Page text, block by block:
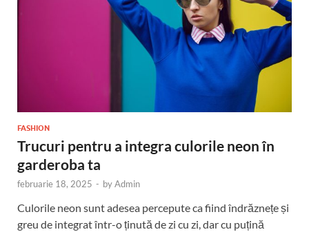
FASHION
Trucuri pentru a integra culorile neon în
garderoba ta
februarie 18, 2025 - byAdmin
Culorile neon sunt adesea percepute ca fiind îndrăznețe și
greu de integrat într-o ținută de zi cu zi, dar cu puțină